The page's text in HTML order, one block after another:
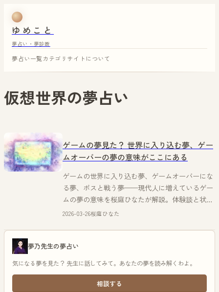
ゆめこと
夢占い・夢診断
夢占い一覧カテゴリ サイトについて
仮想世界の夢占い
ゲームの夢見た？ 世界に入り込む夢、ゲー
ムオーバーの夢の意味がここにある
ゲームの世界に入り込む夢、ゲームオーバーにな
る夢、ボスと戦う夢——現代人に増えているゲー
ムの夢の意味を桜庭ひなたが解説。体験談と状況
別15パターン付き。
2026-03-26桜庭ひなた
夢乃先生の夢占い
気になる夢を見た？ 先生に話してみて。あなたの夢を読み解くわよ。
相談する